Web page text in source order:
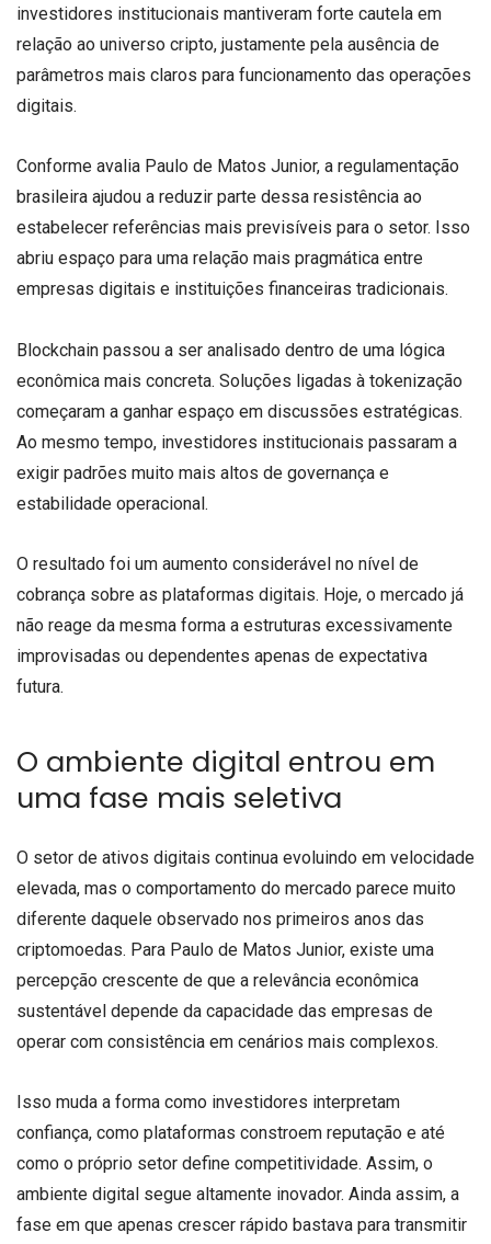
investidores institucionais mantiveram forte cautela em
relação ao universo cripto, justamente pela ausência de
parâmetros mais claros para funcionamento das operações
digitais.
Conforme avalia Paulo de Matos Junior, a regulamentação
brasileira ajudou a reduzir parte dessa resistência ao
estabelecer referências mais previsíveis para o setor. Isso
abriu espaço para uma relação mais pragmática entre
empresas digitais e instituições financeiras tradicionais.
Blockchain passou a ser analisado dentro de uma lógica
econômica mais concreta. Soluções ligadas à tokenização
começaram a ganhar espaço em discussões estratégicas.
Ao mesmo tempo, investidores institucionais passaram a
exigir padrões muito mais altos de governança e
estabilidade operacional.
O resultado foi um aumento considerável no nível de
cobrança sobre as plataformas digitais. Hoje, o mercado já
não reage da mesma forma a estruturas excessivamente
improvisadas ou dependentes apenas de expectativa
futura.
O ambiente digital entrou em
uma fase mais seletiva
O setor de ativos digitais continua evoluindo em velocidade
elevada, mas o comportamento do mercado parece muito
diferente daquele observado nos primeiros anos das
criptomoedas. Para Paulo de Matos Junior, existe uma
percepção crescente de que a relevância econômica
sustentável depende da capacidade das empresas de
operar com consistência em cenários mais complexos.
Isso muda a forma como investidores interpretam
confiança, como plataformas constroem reputação e até
como o próprio setor define competitividade. Assim, o
ambiente digital segue altamente inovador. Ainda assim, a
fase em que apenas crescer rápido bastava para transmitir